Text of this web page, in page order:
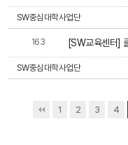
SW중심대학사업단
163 [SW교육센터]
SW중심대학사업단
1 2 3 4